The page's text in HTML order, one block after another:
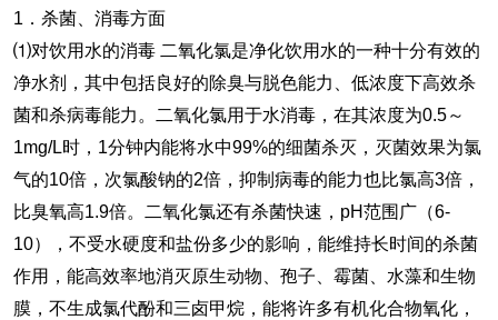
1．杀菌、消毒方面
⑴对饮用水的消毒 二氧化氯是净化饮用水的一种十分有效的
净水剂，其中包括良好的除臭与脱色能力、低浓度下高效杀
菌和杀病毒能力。二氧化氯用于水消毒，在其浓度为0.5～
1mg/L时，1分钟内能将水中99%的细菌杀灭，灭菌效果为氯
气的10倍，次氯酸钠的2倍，抑制病毒的能力也比氯高3倍，
比臭氧高1.9倍。二氧化氯还有杀菌快速，pH范围广（6-
10），不受水硬度和盐份多少的影响，能维持长时间的杀菌
作用，能高效率地消灭原生动物、孢子、霉菌、水藻和生物
膜，不生成氯代酚和三卤甲烷，能将许多有机化合物氧化，